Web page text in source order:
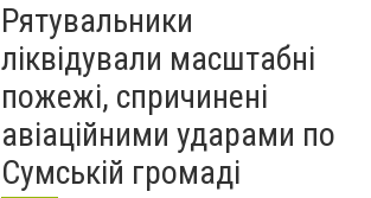
Рятувальники
ліквідували масштабні
пожежі, спричинені
авіаційними ударами по
Сумській громаді